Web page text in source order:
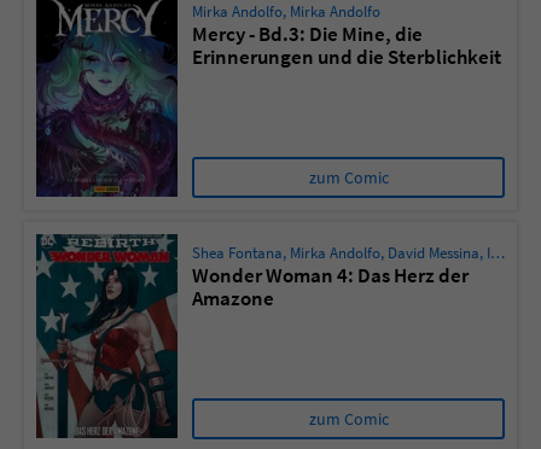
Mirka Andolfo, Mirka Andolfo
Mercy - Bd.3: Die Mine, die
Erinnerungen und die Sterblichkeit
zum Comic
Shea Fontana, Mirka Andolfo, David Messina, Inaki Miranda
Wonder Woman 4: Das Herz der
Amazone
zum Comic